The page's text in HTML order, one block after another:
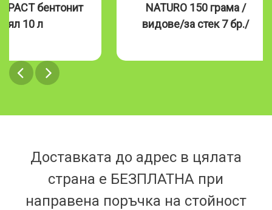
бентонит
бял 10 л
NATURO 150 грама /
видове/за стек 7 бр./
Доставката до адрес в цялата
страна е БЕЗПЛАТНА при
направена поръчка на стойност